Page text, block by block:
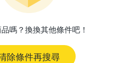
嗎？換換其他條件吧！
除條件再搜尋